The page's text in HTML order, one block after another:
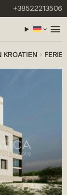
+38522213506
KROATIEN